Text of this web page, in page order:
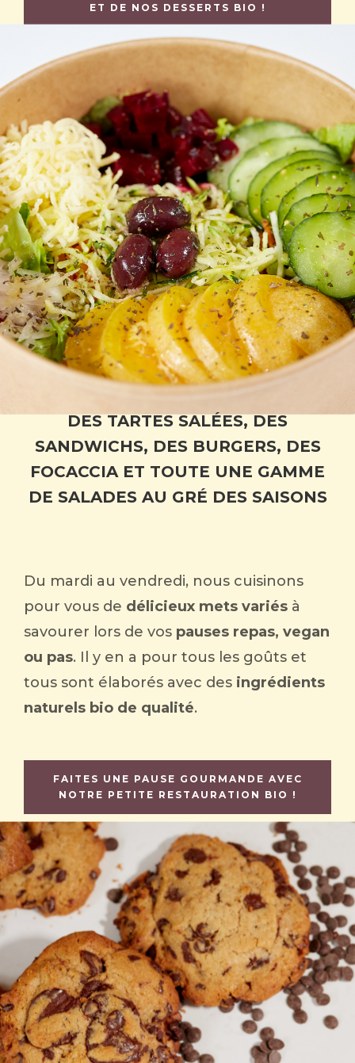
ET DE NOS DESSERTS BIO !
DES TARTES SALÉES, DES
SANDWICHS, DES BURGERS, DES
FOCACCIA ET TOUTE UNE GAMME
DE SALADES AU GRÉ DES SAISONS
Du mardi au vendredi, nous cuisinons
pour vous de délicieux mets variés à
savourer lors de vos pauses repas, vegan
ou pas. Il y en a pour tous les goûts et
tous sont élaborés avec des ingrédients
naturels bio de qualité.
FAITES UNE PAUSE GOURMANDE AVEC
NOTRE PETITE RESTAURATION BIO !